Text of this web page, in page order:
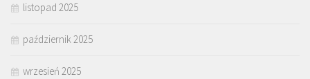
listopad 2025
październik 2025
wrzesień 2025